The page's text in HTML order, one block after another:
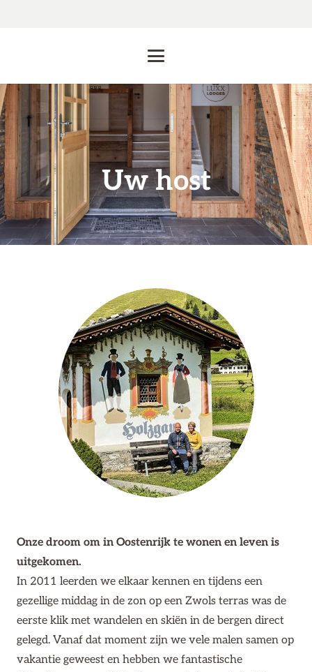
Uw host
Onze droom om in Oostenrijk te wonen en leven is
uitgekomen.
In 2011 leerden we elkaar kennen en tijdens een
gezellige middag in de zon op een Zwols terras was de
eerste klik met wandelen en skiën in de bergen direct
gelegd. Vanaf dat moment zijn we vele malen samen op
vakantie geweest en hebben we fantastische